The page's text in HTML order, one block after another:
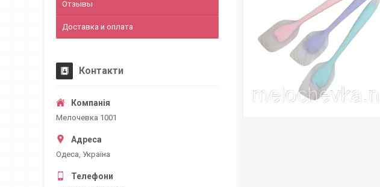
Отзывы
Доставка и оплата
Контакти
Мелочевка 1001
Одеса, Україна